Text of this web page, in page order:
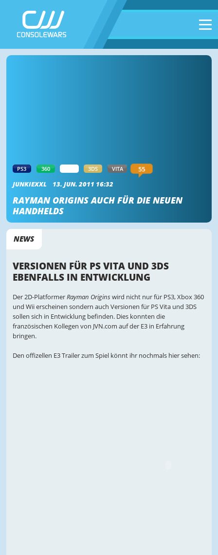
PS3 360 3DS VITA
55
JUNKIEXXL
13. JUN. 2011 16:32
RAYMAN ORIGINS AUCH FÜR DIE NEUEN
HANDHELDS
NEWS
VERSIONEN FÜR PS VITA UND 3DS
EBENFALLS IN ENTWICKLUNG
Der 2D-PlatformerRayman Originswird nicht nur für PS3, Xbox 360
und Wii erscheinen sondern auch Versionen für PS Vita und 3DS
sollen sich in Entwicklung befinden. Dies konnten die
französischen Kollegen von JVN.com auf der E3 in Erfahrung
bringen.
Den offizellen E3 Trailer zum Spiel könnt ihr nochmals hier sehen: